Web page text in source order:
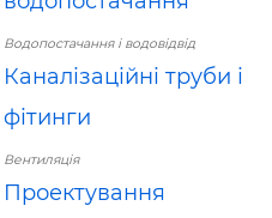
Водопостачання і водовідвід
Каналізаційні труби і
фітинги
Вентиляція
Проектування